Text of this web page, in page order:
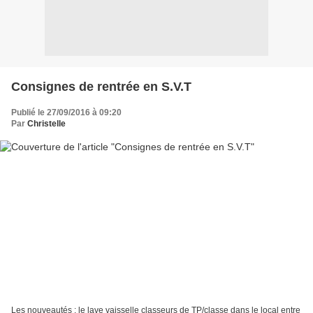
Consignes de rentrée en S.V.T
Publié le 27/09/2016 à 09:20
Par Christelle
Les nouveautés : le lave vaisselle classeurs de TP/classe dans le local entre